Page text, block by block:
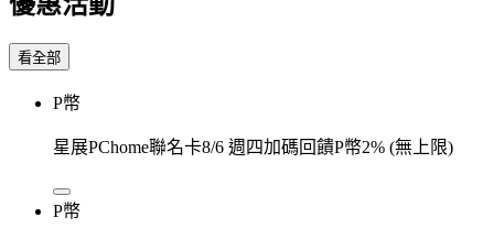
看全部
P幣
星展PChome聯名卡8/6 週四加碼回饋P幣2% (無上限)
P幣